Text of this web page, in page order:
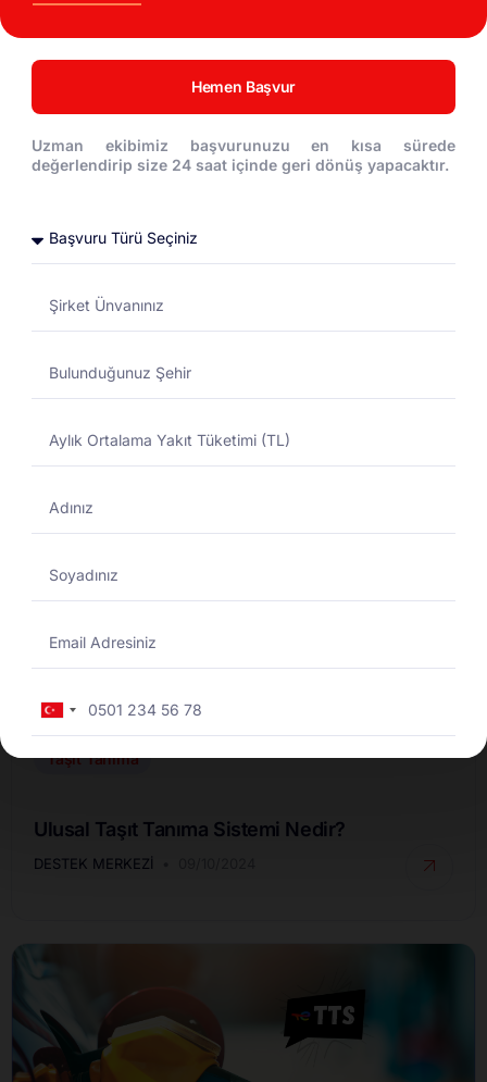
UTTS Kullanarak Akaryakıt Maliyetinizi %20
Düşürün!
Toptan Akaryakıt
Toptan Akaryakıt
Taşıt Tanıma
Ulusal Taşıt Tanıma Sistemi Nedir?
DESTEK MERKEZI
Hemen Başvur
Uzman ekibimiz başvurunuzu en kısa sürede
değerlendirip size 24 saat içinde geri dönüş yapacaktır.
Turkey
+90